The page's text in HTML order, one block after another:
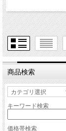
商品検索
キーワード検索
価格帯検索